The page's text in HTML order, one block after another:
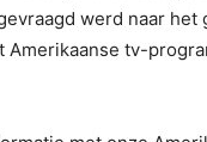
werd naar het
Amerikaanse tv-